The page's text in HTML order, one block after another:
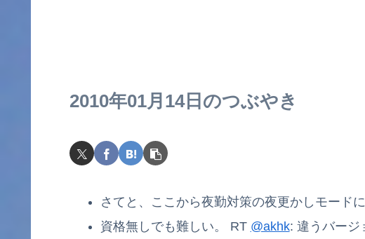
2010年01月14日のつぶやき
さてと、ここから夜勤対策の夜更かしモード
資格無しでも難しい。 RT @akhk: 違うバージ